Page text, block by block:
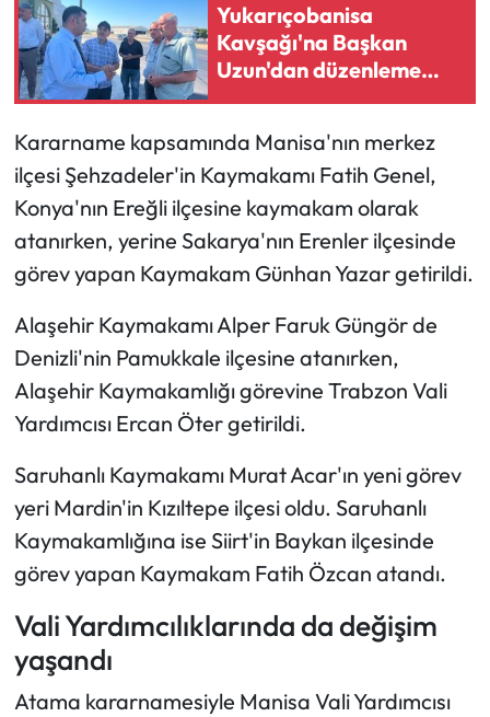
Yukarıçobanisa
Kavşağı'na Başkan
Uzun'dan düzenleme
çağrısı
Kararname kapsamında Manisa'nın merkez
ilçesi Şehzadeler'in Kaymakamı Fatih Genel,
Konya'nın Ereğli ilçesine kaymakam olarak
atanırken, yerine Sakarya'nın Erenler ilçesinde
görev yapan Kaymakam Günhan Yazar getirildi.
Alaşehir Kaymakamı Alper Faruk Güngör de
Denizli'nin Pamukkale ilçesine atanırken,
Alaşehir Kaymakamlığı görevine Trabzon Vali
Yardımcısı Ercan Öter getirildi.
Saruhanlı Kaymakamı Murat Acar'ın yeni görev
yeri Mardin'in Kızıltepe ilçesi oldu. Saruhanlı
Kaymakamlığına ise Siirt'in Baykan ilçesinde
görev yapan Kaymakam Fatih Özcan atandı.
Vali Yardımcılıklarında da değişim
yaşandı
Atama kararnamesiyle Manisa Vali Yardımcısı